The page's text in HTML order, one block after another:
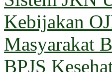
Kebijakan
Masyarakat
BPJS